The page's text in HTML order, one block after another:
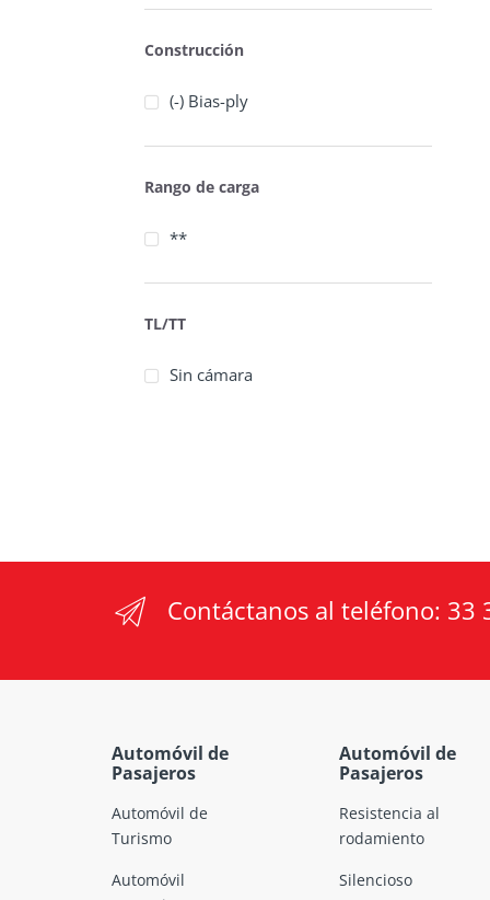
Construcción
(-) Bias-ply
Rango de carga
**
TL/TT
Sin cámara
Contáctanos al teléfono: 33
Automóvil de
Pasajeros
Automóvil de
Turismo
Automóvil
Automóvil de
Pasajeros
Resistencia al
rodamiento
Silencioso